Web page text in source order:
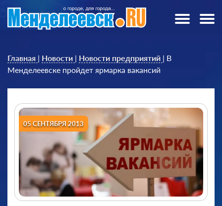
Главная | Новости | Новости предприятий | В
Менделеевске пройдет ярмарка вакансий
05 СЕНТЯБРЯ 2013